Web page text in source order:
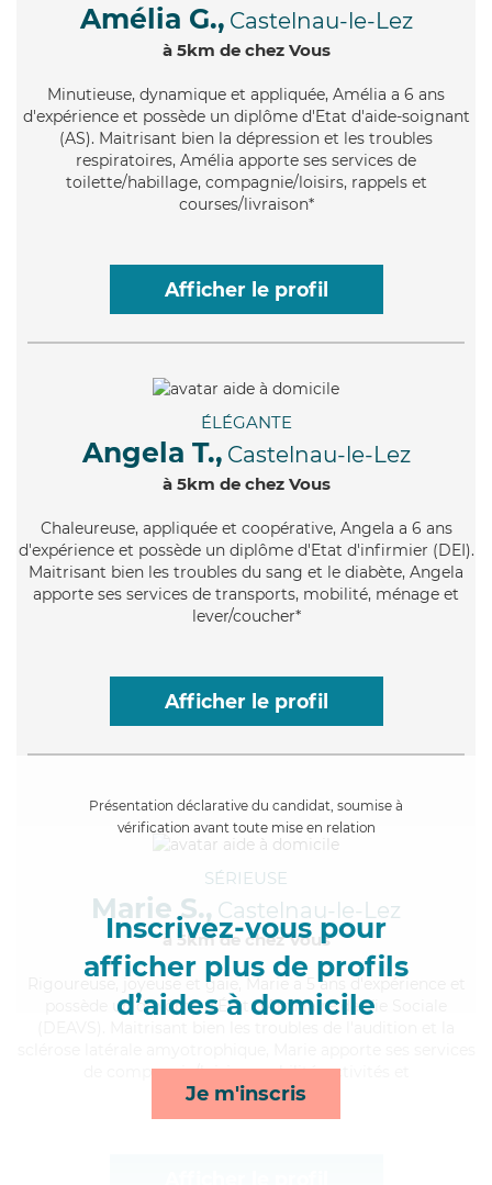
Amélia G., Castelnau-le-Lez
à 5km de chez Vous
Minutieuse, dynamique et appliquée, Amélia a 6 ans
d'expérience et possède un diplôme d'Etat d'aide-soignant
(AS). Maitrisant bien la dépression et les troubles
respiratoires, Amélia apporte ses services de
toilette/habillage, compagnie/loisirs, rappels et
courses/livraison*
Afficher le profil
ÉLÉGANTE
Angela T., Castelnau-le-Lez
à 5km de chez Vous
Chaleureuse, appliquée et coopérative, Angela a 6 ans
d'expérience et possède un diplôme d'Etat d'infirmier (DEI).
Maitrisant bien les troubles du sang et le diabète, Angela
apporte ses services de transports, mobilité, ménage et
lever/coucher*
Afficher le profil
Présentation déclarative du candidat, soumise à
vérification avant toute mise en relation
Inscrivez-vous pour
afficher plus de profils
d’aides à domicile
Je m'inscris
SÉRIEUSE
Marie S., Castelnau-le-Lez
à 5km de chez Vous
, joyeuse et gaie, Marie a 5 ans d'expérience et
possède un diplôme d'État d'Auxiliaire de Vie Sociale
de compagnie/loisirs, mobilité, activités et
lessive/repassage*